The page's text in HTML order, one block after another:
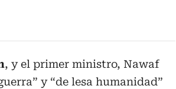
, y el primer ministro, Nawaf
y “de lesa humanidad”